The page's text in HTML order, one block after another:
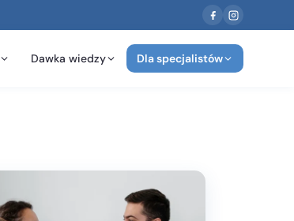
Dawka wiedzy Dla specjalistów